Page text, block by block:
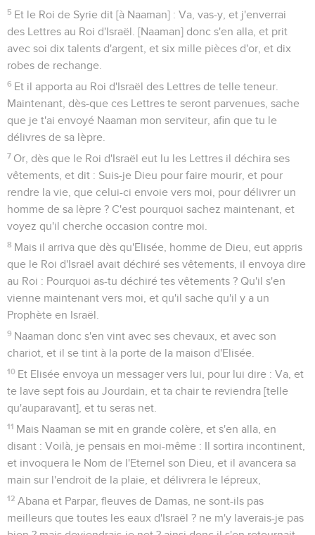
5 Et le Roi de Syrie dit [à Naaman] : Va, vas-y, et j'enverrai
des Lettres au Roi d'Israël. [Naaman] donc s'en alla, et prit
avec soi dix talents d'argent, et six mille pièces d'or, et dix
robes de rechange.
6 Et il apporta au Roi d'Israël des Lettres de telle teneur.
Maintenant, dès-que ces Lettres te seront parvenues, sache
que je t'ai envoyé Naaman mon serviteur, afin que tu le
délivres de sa lèpre.
7 Or, dès que le Roi d'Israël eut lu les Lettres il déchira ses
vêtements, et dit : Suis-je Dieu pour faire mourir, et pour
rendre la vie, que celui-ci envoie vers moi, pour délivrer un
homme de sa lèpre ? C'est pourquoi sachez maintenant, et
voyez qu'il cherche occasion contre moi.
8 Mais il arriva que dès qu'Elisée, homme de Dieu, eut appris
que le Roi d'Israël avait déchiré ses vêtements, il envoya dire
au Roi : Pourquoi as-tu déchiré tes vêtements ? Qu'il s'en
vienne maintenant vers moi, et qu'il sache qu'il y a un
Prophète en Israël.
9 Naaman donc s'en vint avec ses chevaux, et avec son
chariot, et il se tint à la porte de la maison d'Elisée.
10 Et Elisée envoya un messager vers lui, pour lui dire : Va, et
te lave sept fois au Jourdain, et ta chair te reviendra [telle
qu'auparavant], et tu seras net.
11 Mais Naaman se mit en grande colère, et s'en alla, en
disant : Voilà, je pensais en moi-même : Il sortira incontinent,
et invoquera le Nom de l'Eternel son Dieu, et il avancera sa
main sur l'endroit de la plaie, et délivrera le lépreux,
12 Abana et Parpar, fleuves de Damas, ne sont-ils pas
meilleurs que toutes les eaux d'Israël ? ne m'y laverais-je pas